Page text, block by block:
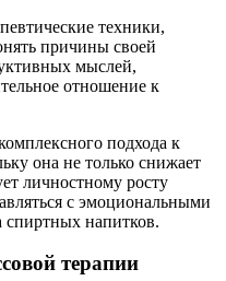
техники,
причины своей
мыслей,
отношение к
подхода к
она не только снижает
личностному росту
с эмоциональными
спиртных напитков.
терапии